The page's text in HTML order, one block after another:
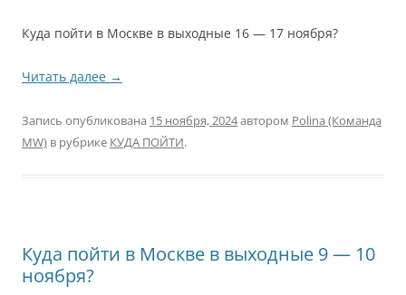
Куда пойти в Москве в выходные 16 — 17 ноября?
Читать далее →
Запись опубликована 15 ноября, 2024автором Polina (Команда
MW) в рубрике КУДА ПОЙТИ.
Куда пойти в Москве в выходные 9 — 10
ноября?